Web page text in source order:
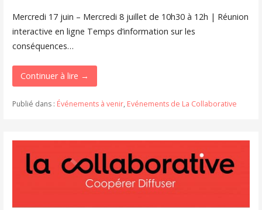
Mercredi 17 juin – Mercredi 8 juillet de 10h30 à 12h | Réunion
interactive en ligne Temps d’information sur les
conséquences…
Continuer à lire →
Publié dans : Événements à venir, Evénements de La Collaborative